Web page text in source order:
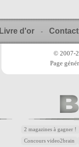
Livre d'or - Contact
© 2007-
Page
2 magazines à gagner !
Concours video2brain